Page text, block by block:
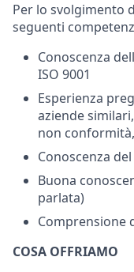
Per lo svolgimento
seguenti
Conoscenza
ISO 9001
Esperienza
aziende
non
Conoscenza
Buona
parlata)
Comprensione
COSA OFFRIAMO